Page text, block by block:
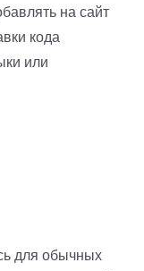
на сайт
кода
или
для обычных